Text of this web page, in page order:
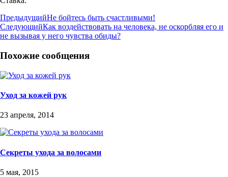
ПредыдущийНе бойтесь быть счастливыми!
СледующийКак воздействовать на человека, не оскорбляя его и
не вызывая у него чувства обиды?
Похожие сообщения
Уход за кожей рук
23 апреля, 2014
Секреты ухода за волосами
5 мая, 2015